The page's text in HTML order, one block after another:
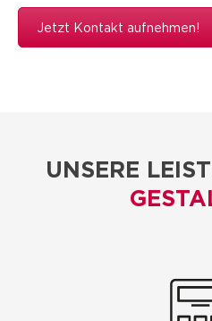
Jetzt Kontakt aufnehmen!
UNSERE